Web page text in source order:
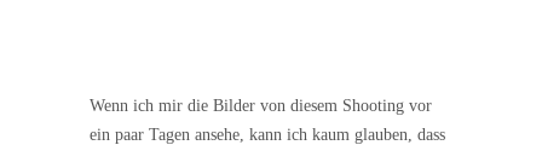
Wenn ich mir die Bilder von diesem Shooting vor
ein paar Tagen ansehe, kann ich kaum glauben, dass